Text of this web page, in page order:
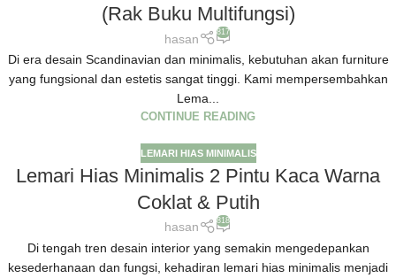
(Rak Buku Multifungsi)
hasan 817
Di era desain Scandinavian dan minimalis, kebutuhan akan furniture
yang fungsional dan estetis sangat tinggi. Kami mempersembahkan
Lema...
CONTINUE READING
LEMARI HIAS MINIMALIS
Lemari Hias Minimalis 2 Pintu Kaca Warna
Coklat & Putih
hasan 818
Di tengah tren desain interior yang semakin mengedepankan
kesederhanaan dan fungsi, kehadiran lemari hias minimalis menjadi